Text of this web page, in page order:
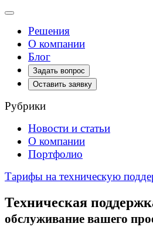
Toggle
navigationРешения
О компании
Блог
Задать вопрос
Оставить заявку
Рубрики
Новости и статьи
О компании
Портфолио
Тарифы на техническую
Техническая
обслуживание вашего